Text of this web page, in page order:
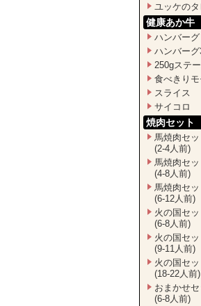
ユッケのタ
健康あか牛
ハンバーグ
ハンバーグ
250gステ
食べきりモ
スライス
サイコロ
焼肉セット
馬焼肉セッ
(2-4人前)
馬焼肉セッ
(4-8人前)
馬焼肉セッ
(6-12人前)
火の国セッ
(6-8人前)
火の国セッ
(9-11人前)
火の国セッ
(18-22人前)
おまかせセ
(6-8人前)